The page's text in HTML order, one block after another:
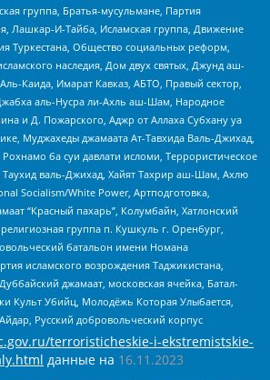
группа, Братья-мусульмане, Партия
Лашкар-И-Тайба, Исламская группа, Движение
Туркестана, Общество социальных реформ,
наследия, Дом двух святых, Джунд аш-
Каида, Имарат Кавказ, АБТО, Правый сектор,
аль-Нусра ли-Ахль аш-Шам, Народное
и Д. Пожарского, Аджр от Аллаха Субхану уа
Муджахеды джамаата Ат-Тавхида Валь-Джихад,
ба суи давлати исломи, Террористическое
Таухид валь-Джихад, Хайят Тахрир аш-Шам, Ахлю
Socialism/White Power, Артподготовка,
“Красный пахарь”, Колумбайн, Хатлонский
группа п. Кушкуль г. Оренбург,
батальон имени Номана
исламского возрождения Таджикистана,
джамаат, московская ячейка, Батал-
Культ Убийц, Молодёжь Которая Улыбается,
Русский добровольческий корпус
terroristicheskie-i-ekstremistskie-
данные на 16.11.2023